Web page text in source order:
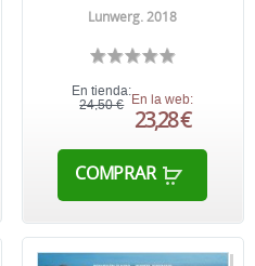
Lunwerg. 2018
En tienda:
24,50 €
En la web:
23,28 €
COMPRAR